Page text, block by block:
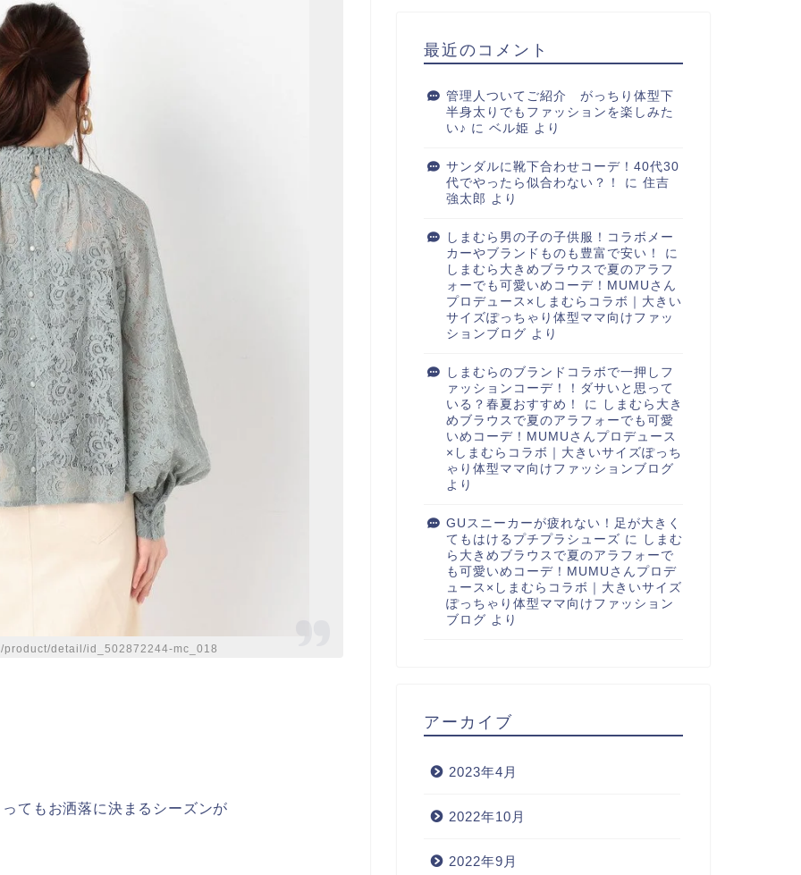
product/detail/id_502872244-mc_018
てもお洒落に決まるシーズンが
最近のコメント
管理人ついてご紹介 がっちり体型下
半身太りでもファッションを楽しみた
い♪ に ベル姫 より
サンダルに靴下合わせコーデ！40代30
代でやったら似合わない？！
に 住吉
強太郎 より
しまむら男の子の子供服！コラボメー
カーやブランドものも豊富で安い！
に
しまむら大きめブラウスで夏のアラフ
ォーでも可愛いめコーデ！MUMUさん
プロデュース×しまむらコラボ｜大きい
サイズぽっちゃり体型ママ向けファッ
ションブログ より
しまむらのブランドコラボで一押しフ
ァッションコーデ！！ダサいと思って
いる？春夏おすすめ！
に
しまむら大き
めブラウスで夏のアラフォーでも可愛
いめコーデ！MUMUさんプロデュース
×しまむらコラボ｜大きいサイズぽっち
ゃり体型ママ向けファッションブログ
より
GUスニーカーが疲れない！足が大きく
てもはけるプチプラシューズ に
しまむ
ら大きめブラウスで夏のアラフォーで
も可愛いめコーデ！MUMUさんプロデ
ュース×しまむらコラボ｜大きいサイズ
ぽっちゃり体型ママ向けファッション
ブログ より
アーカイブ
2023年4月
2022年10月
2022年9月